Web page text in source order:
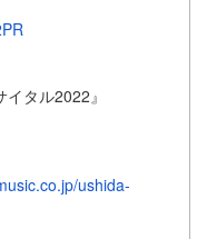
タル2022』
ushida-